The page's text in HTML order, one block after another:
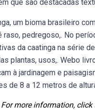
que são destacadas
um bioma brasileiro
pedregoso,. No
da caatinga na série
plantas, usos,. Webo
à jardinagem e
de 8 a 12 metros de
For more information, click